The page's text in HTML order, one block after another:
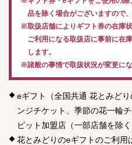
品を除く場合がございますので
※取扱店舗によりギフト券の在庫
ご利用になる取扱店に事前に在
します。
※諸般の事情で取扱状況が変更に
eギフト（全国共通 花とみど
ンジチケット、季節の花一輪
ピット加盟店（一部店舗を除
花とみどりのeギフトのご利用